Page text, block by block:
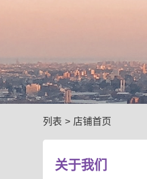
列表 > 店铺首页
关于我们